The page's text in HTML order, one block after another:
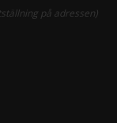
på adressen)